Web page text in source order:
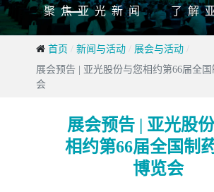
聚焦亚光新闻 了解
首页 新闻与活动
展会与活动
展会预告 | 亚光股份与您相约第66届全
会
展会预告 | 亚光股
相约第66届全国制
博览会